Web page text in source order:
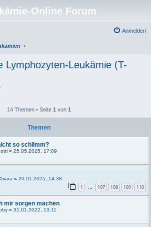
Online Forum
Anmelden
Lymphozyten-Leukämie (T-
14 Themen • Seite 1 von 1
Themen
so schlimm?
« 25.05.2025, 17:09
« 20.01.2025, 14:38
1 … 107 108 109 110
mir sorgen machen
« 31.01.2022, 13:11